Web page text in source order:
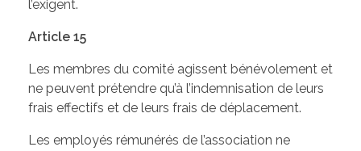
l’exigent.
Article 15
Les membres du comité agissent bénévolement et
ne peuvent prétendre qu’à l’indemnisation de leurs
frais effectifs et de leurs frais de déplacement.
Les employés rémunérés de l’association ne